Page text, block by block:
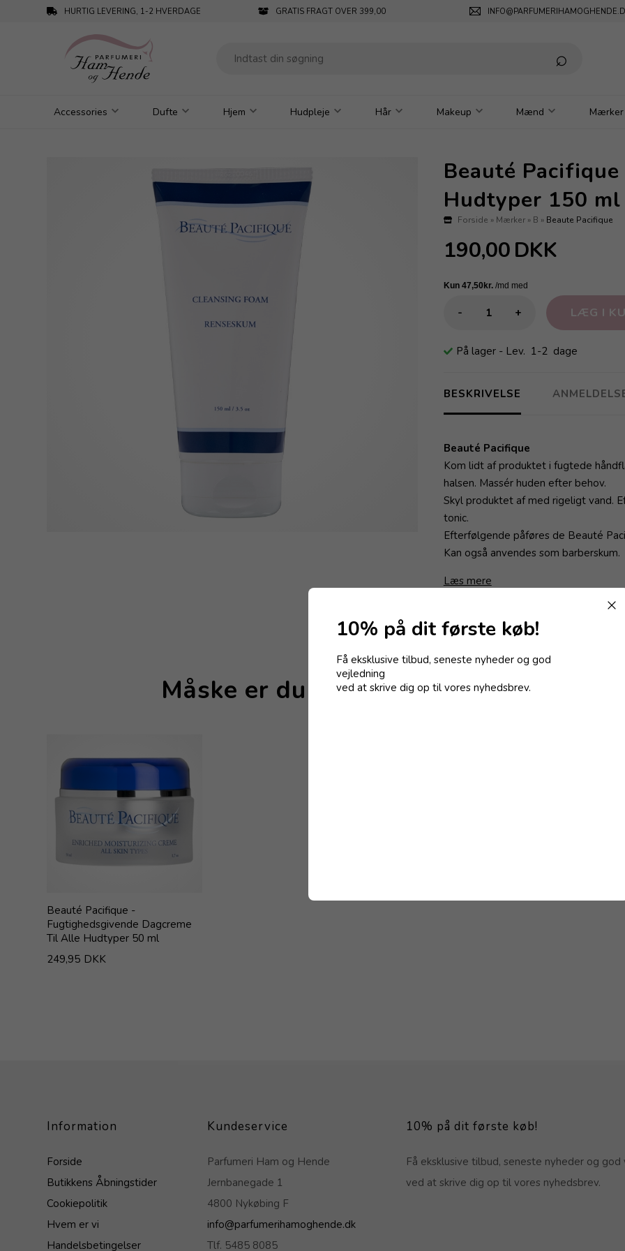
HURTIG LEVERING, 1-2 HVERDAGE GRATIS FRAGT OVER 399,00
Accessories Dufte Hjem Hudpleje Hår Makeup Mænd Mærker
Beauté
Hudtyper 150 ml
Forside » Mærker» B » Beaute Pacifique
190,00DKK
- +
På lager - Lev. 1-2 dage
BESKRIVELSE
Beauté Pacifique
Kom lidt af produktet i fugtede
halsen. Massér huden efter behov.
Skyl produktet af med rigeligt vand.
tonic.
Efterfølgende påføres de Beauté
Kan også anvendes som barberskum.
Læs mere
Måske er du også interesseret i
Beauté Pacifique -
Fugtighedsgivende Dagcreme
Til Alle Hudtyper 50 ml
249,95 DKK
Information
Forside
Butikkens Åbningstider
Cookiepolitik
Hvem er vi
Handelsbetingelser
Kundeservice
Parfumeri Ham og Hende
Jernbanegade 1
4800 Nykøbing F
info@parfumerihamoghende.dk
Tlf. 5485 8085
10% på dit første køb!
Få eksklusive tilbud, seneste nyheder og god
ved at skrive dig op til vores nyhedsbrev.
10% på dit første køb!
Få eksklusive tilbud, seneste nyheder og god
vejledning
ved at skrive dig op til vores nyhedsbrev.